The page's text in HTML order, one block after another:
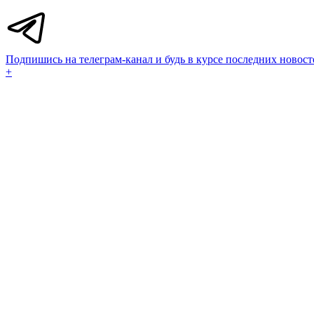
Подпишись на телеграм-канал и будь в курсе последних
+